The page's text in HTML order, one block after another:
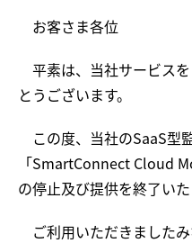
お客さま各位
平素は、当社サービス
とうございます。
この度、当社のSaaS型
「SmartConnect Cloud
の停止及び提供を終了いた
ご利用いただきました